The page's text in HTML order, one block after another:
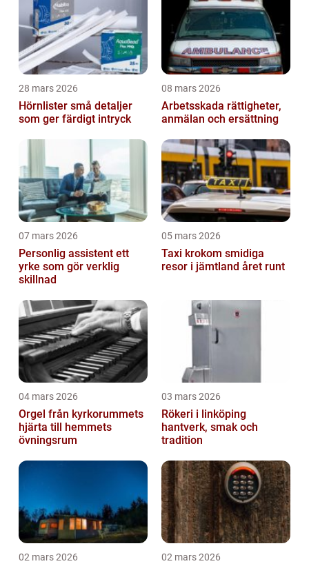
28 mars 2026
Hörnlister små detaljer
som ger färdigt intryck
08 mars 2026
Arbetsskada rättigheter,
anmälan och ersättning
07 mars 2026
Personlig assistent ett
yrke som gör verklig
skillnad
05 mars 2026
Taxi krokom smidiga
resor i jämtland året runt
04 mars 2026
Orgel från kyrkorummets
hjärta till hemmets
övningsrum
03 mars 2026
Rökeri i linköping
hantverk, smak och
tradition
02 mars 2026 02 mars 2026